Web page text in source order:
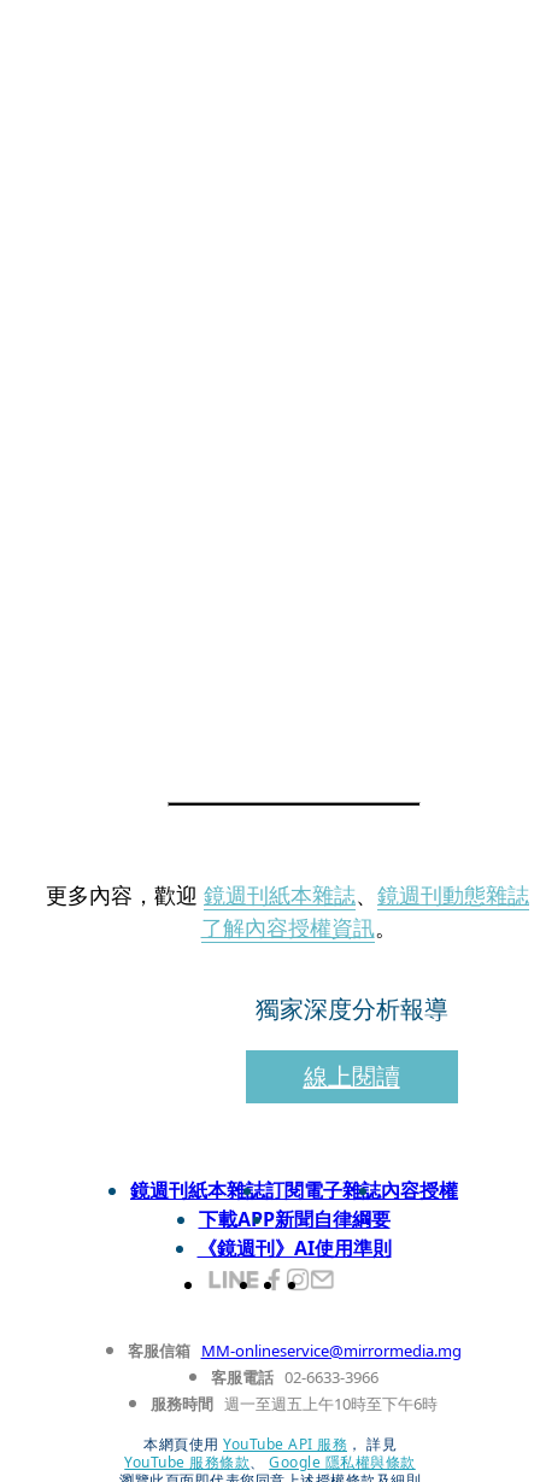
更多內容，歡迎 鏡週刊紙本雜誌、 鏡週刊動態雜誌
了解內容授權資訊。
獨家深度分析報導
線上閱讀
鏡週刊紙本雜誌訂閱電子雜誌內容授權
下載APP新聞自律綱要
《鏡週刊》AI使用準則
客服信箱 MM-onlineservice@mirrormedia.mg
客服電話 02-6633-3966
服務時間 週一至週五上午10時至下午6時
本網頁使用 YouTube API 服務 ， 詳見
YouTube 服務條款、
Google 隱私權與條款